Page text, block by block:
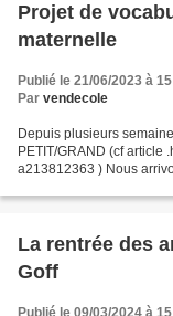
Projet de
maternelle
Publié le 21/06/2023 à
Par vendecole
Depuis plusieurs
PETIT/GRAND (cf article
a213812363 ) Nous
La rentrée des
Goff
Publié le 09/03/2024 à